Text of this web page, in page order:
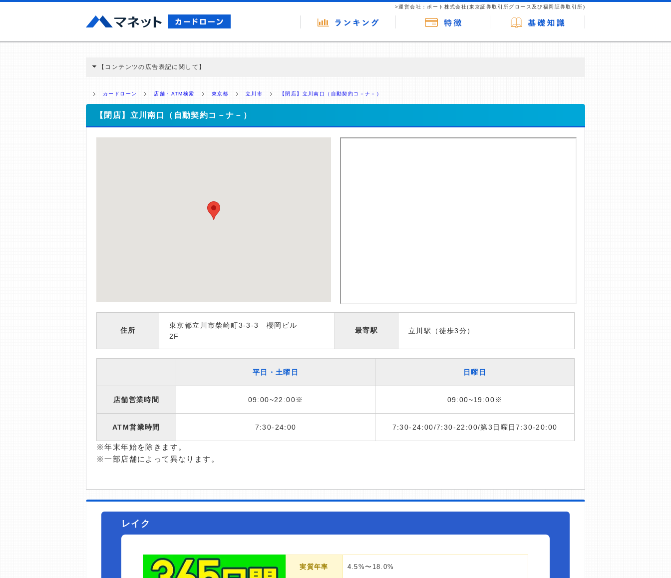
>運営会社：ポート株式会社(東京証券取引所グロース及び福岡証券取引所)
【コンテンツの広告表記に関して】
ミ収集などに基づき、公平性を担保した情報提供を行っています。
>提携企業一覧
カードローン 店舗・ATM検索 東京都 立川市 【閉店】立川南口（自動契約コ－ナ－）
【閉店】立川南口（自動契約コ－ナ－）
住所
東京都立川市柴崎町3-3-3 櫻岡ビル
2F
最寄駅 立川駅（徒歩3分）
平日・土曜日 日曜日
店舗営業時間 09:00~22:00※ 09:00~19:00※
ATM営業時間 7:30-24:00 7:30-24:00/7:30-22:00/第3日曜日7:30-20:00
※年末年始を除きます。
※一部店舗によって異なります。
レイク
実質年率 4.5%〜18.0%